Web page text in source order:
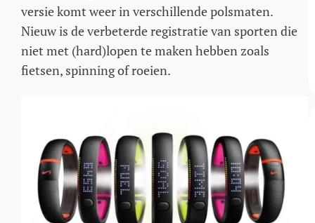
versie komt weer in verschillende polsmaten.
Nieuw is de verbeterde registratie van sporten die
niet met (hard)lopen te maken hebben zoals
fietsen, spinning of roeien.